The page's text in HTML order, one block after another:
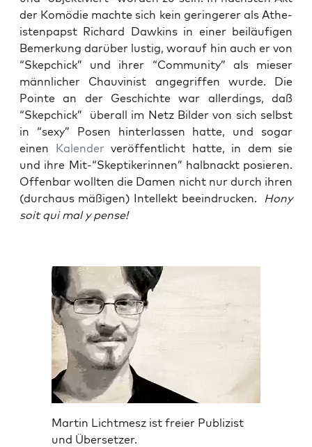
der Komö­die mach­te sich kein gerin­ge­rer als Athe­
is­ten­papst Richard Daw­kins in einer bei­läu­fi­gen
Bemer­kung dar­über lus­tig, wor­auf hin auch er von
“Skep­chick” und ihrer “Com­mu­ni­ty” als mie­ser
männ­li­cher Chau­vi­nist ange­grif­fen wur­de. Die
Poin­te an der Geschich­te war aller­dings, daß
“Skep­chick” über­all im Netz Bil­der von sich selbst
in “sexy” Posen hin­ter­las­sen hat­te, und sogar
einen Kalen­der ver­öf­fent­licht hat­te, in dem sie
und ihre Mit-“Skeptikerinnen” halb­nackt posie­ren.
Offen­bar woll­ten die Damen nicht nur durch ihren
(durch­aus mäßi­gen) Intel­lekt beein­dru­cken. Hony
soit qui mal y pense!
Martin Lichtmesz ist freier Publizist
und Übersetzer.